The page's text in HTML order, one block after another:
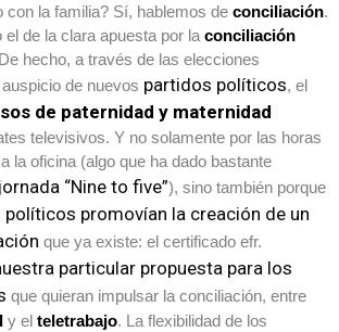
con la familia? Sí, hablemos de conciliación.
el de la clara apuesta por la conciliación
hecho, a través de las elecciones
de nuevos partidos políticos, el
de paternidad y maternidad
televisivos. Y no solamente por las horas
la oficina (algo que ha dado bastante
jornada “Nine to five”), sino también porque
promovían la creación de un
que ya existe: el certificado efr.
particular propuesta para los
que quieran impulsar la conciliación, entre
y el teletrabajo. La flexibilidad de los